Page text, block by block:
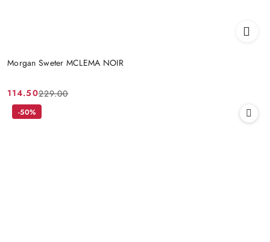
Morgan Sweter MCLEMA NOIR
Cena
promocyjna:
114.50
Cena
przed
229.00
-50%